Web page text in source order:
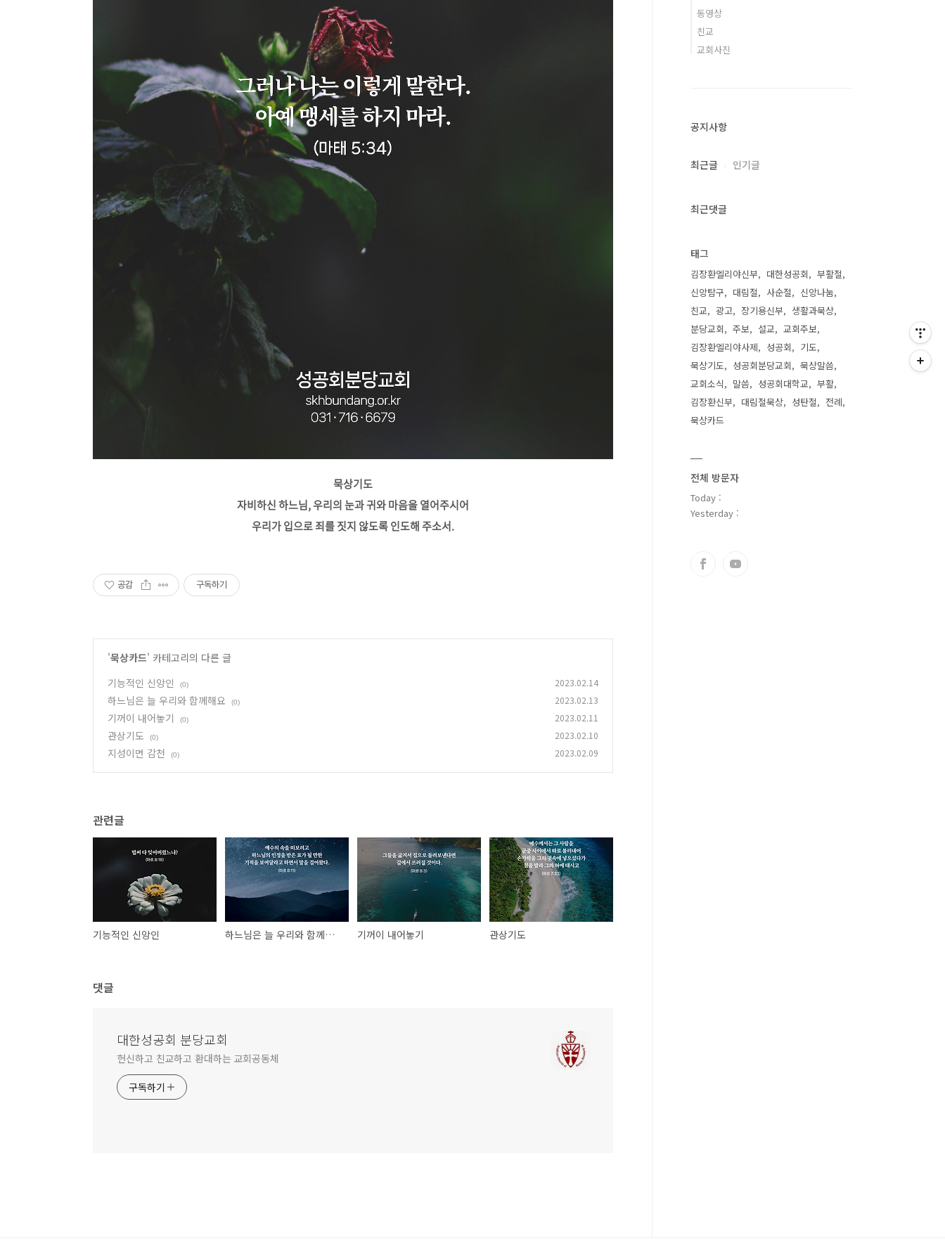
묵상기도
자비하신 하느님, 우리의 눈과 귀와 마음을 열어주시어
우리가 입으로 죄를 짓지 않도록 인도해 주소서.
공감 구독하기
'묵상카드' 카테고리의 다른 글
기능적인 신앙인
(0) 2023.02.14
하느님은 늘 우리와 함께해요 (0) 2023.02.13
기꺼이 내어놓기 (0) 2023.02.11
관상기도 (0) 2023.02.10
지성이면 감천 (0) 2023.02.09
관련글
기능적인 신앙인 하느님은 늘 우리와 함께해요 기꺼이 내어놓기 관상기도
댓글
대한성공회 분당교회
헌신하고 친교하고 환대하는 교회공동체
구독하기
동영상
친교
교회사진
공지사항
최근글 인기글
최근댓글
태그
김장환엘리야신부 대한성공회
부활절
신앙탐구
대림절 사순절
신앙나눔
친교
광고 장기용신부
생활과묵상
분당교회
주보 설교
교회주보
김장환엘리야사제
성공회
기도
묵상기도
성공회분당교회
묵상말씀
교회소식
말씀 성공회대학교
부활
김장환신부
대림절묵상 성탄절
전례
묵상카드
전체 방문자
Today :
Yesterday :